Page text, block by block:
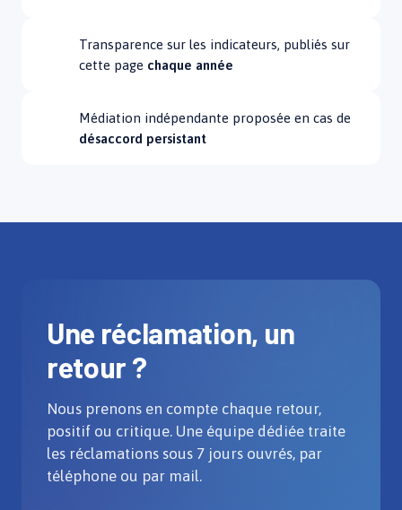
Transparence sur les indicateurs, publiés sur
cette page chaque année
Médiation indépendante proposée en cas de
désaccord persistant
Une réclamation, un
retour ?
Nous prenons en compte chaque retour,
positif ou critique. Une équipe dédiée traite
les réclamations sous 7 jours ouvrés, par
téléphone ou par mail.